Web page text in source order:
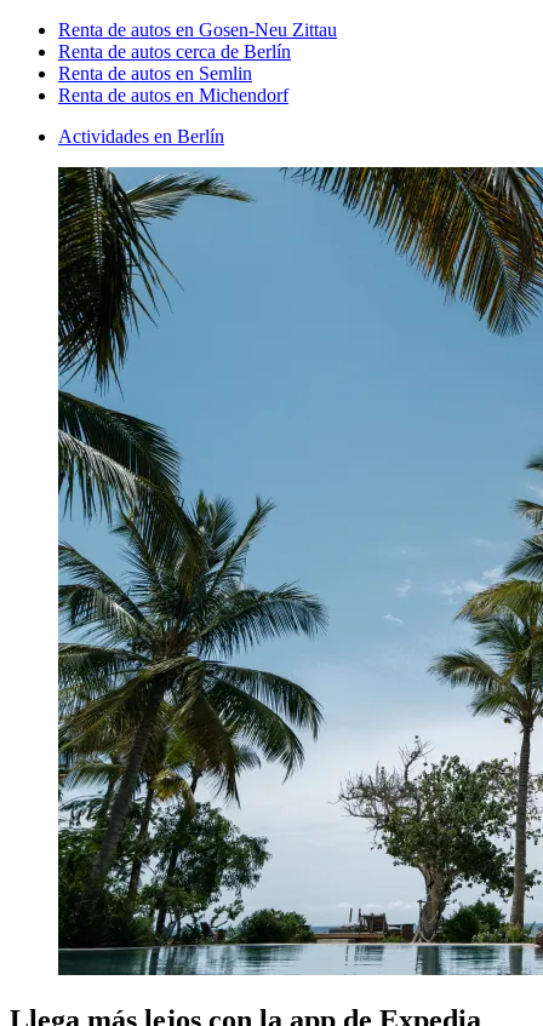
Renta de autos en Gosen-Neu Zittau
Renta de autos cerca de Berlín
Renta de autos en Semlin
Renta de autos en Michendorf
Actividades en Berlín
Llega más lejos con la app de Expedia